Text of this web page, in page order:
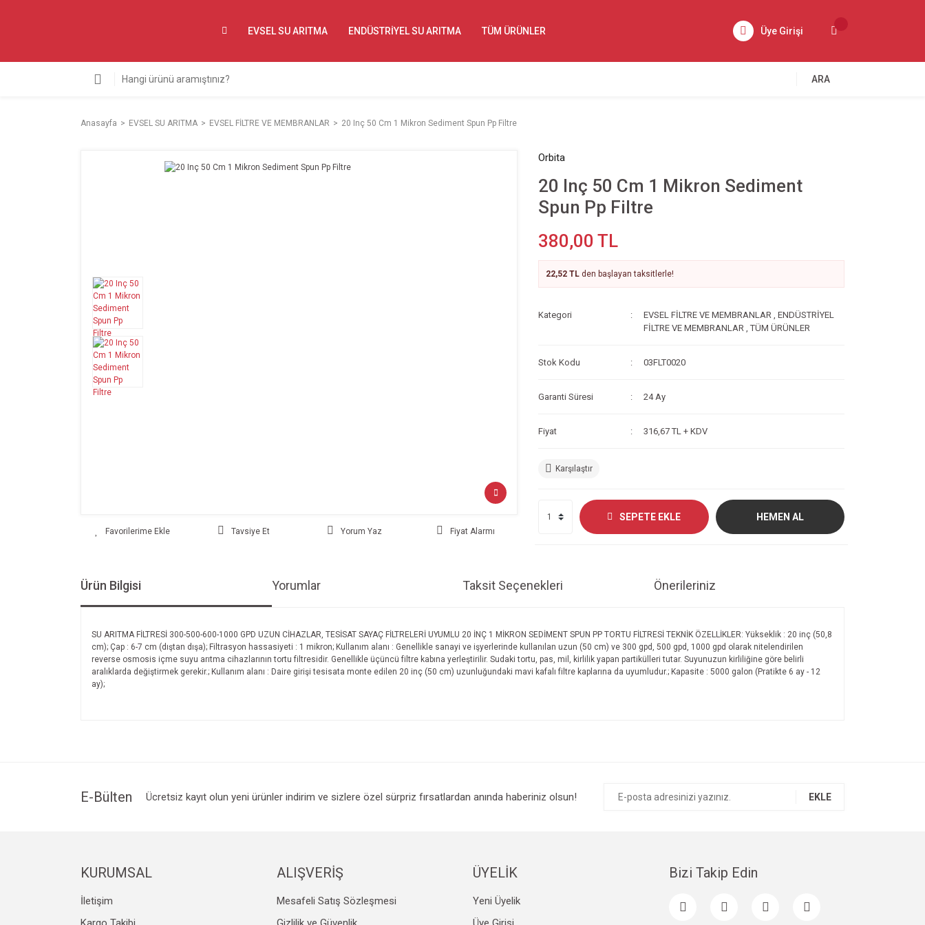
EVSEL SU ARITMA ENDÜSTRİYEL SU ARITMA TÜM ÜRÜNLER Üye Girişi
ARA
Anasayfa EVSEL SU ARITMA EVSEL FİLTRE VE MEMBRANLAR 20 Inç 50 Cm 1 Mikron Sediment Spun Pp Filtre
Tavsiye Et Yorum Yaz Fiyat Alarmı
Orbita
20 Inç 50 Cm 1 Mikron Sediment
Spun Pp Filtre
380,00 TL
22,52 TL den başlayan taksitlerle!
Kategori EVSEL FİLTRE VE MEMBRANLAR , ENDÜSTRİYEL
FİLTRE VE MEMBRANLAR ,TÜM ÜRÜNLER
Stok Kodu 03FLT0020
Garanti Süresi 24 Ay
Fiyat 316,67 TL + KDV
Karşılaştır
SEPETE EKLE HEMEN AL
Ürün Bilgisi Yorumlar Taksit Seçenekleri Önerileriniz
SU ARITMA FİLTRESİ 300-500-600-1000 GPD UZUN CİHAZLAR, TESİSAT SAYAÇ FİLTRELERİ UYUMLU 20 İNÇ 1 MİKRON SEDİMENT SPUN PP TORTU FİLTRESİ TEKNİK ÖZELLİKLER: Yükseklik : 20 inç (50,8
cm); Çap : 6-7 cm (dıştan dışa); Filtrasyon hassasiyeti : 1 mikron; Kullanım alanı : Genellikle sanayi ve işyerlerinde kullanılan uzun (50 cm) ve 300 gpd, 500 gpd, 1000 gpd olarak nitelendirilen
reverse osmosis içme suyu arıtma cihazlarının tortu filtresidir. Genellikle üçüncü filtre kabına yerleştirilir. Sudaki tortu, pas, mil, kirlilik yapan partikülleri tutar. Suyunuzun kirliliğine göre belirli
aralıklarda değiştirmek gerekir.; Kullanım alanı : Daire girişi tesisata monte edilen 20 inç (50 cm) uzunluğundaki mavi kafalı filtre kaplarına da uyumludur.; Kapasite : 5000 galon (Pratikte 6 ay - 12
ay);
Ürün bilgilerinde hatalar bulunuyor.
Gönder
E-Bülten Ücretsiz kayıt olun yeni ürünler indirim ve sizlere özel sürpriz fırsatlardan anında haberiniz olsun! EKLE
KURUMSAL
İletişim
ALIŞVERİŞ
Mesafeli Satış Sözleşmesi
ÜYELİK
Yeni Üyelik
Bizi Takip Edin